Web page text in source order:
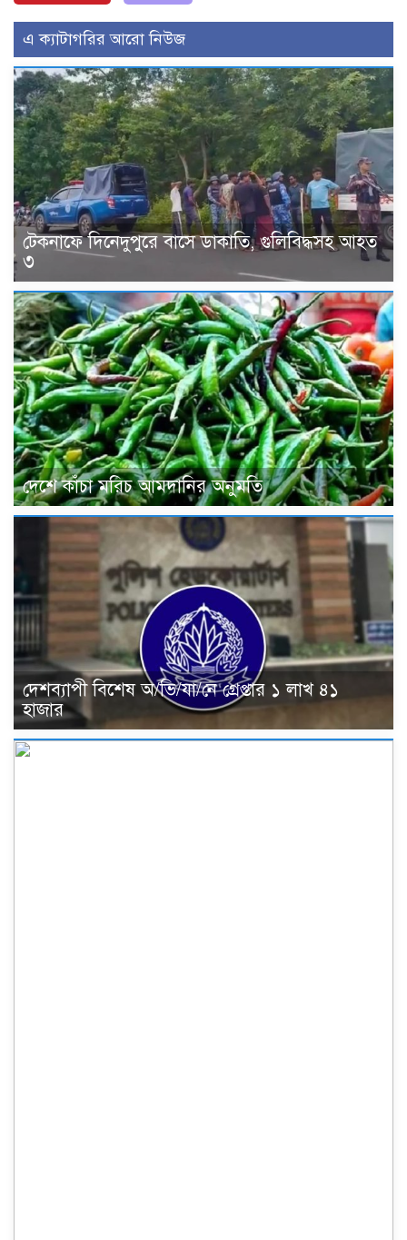
এ ক্যাটাগরির আরো নিউজ
টেকনাফে দিনেদুপুরে বাসে ডাকাতি, গুলিবিদ্ধসহ আহত
৩
দেশে কাঁচা মরিচ আমদানির অনুমতি
দেশব্যাপী বিশেষ অ/ভি/যা/নে গ্রেপ্তার ১ লাখ ৪১
হাজার